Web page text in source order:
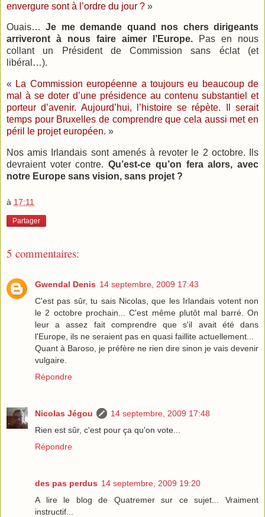
envergure sont à l’ordre du jour ? »
Ouais…Je me demande quand nos chers dirigeants
arriveront à nous faire aimer l’Europe. Pas en nous
collant un Président de Commission sans éclat (et
libéral…).
« La Commission européenne a toujours eu beaucoup de
mal à se doter d’une présidence au contenu substantiel et
porteur d’avenir. Aujourd’hui, l’histoire se répète. Il serait
temps pour Bruxelles de comprendre que cela aussi met en
péril le projet européen. »
Nos amis Irlandais sont amenés à revoter le 2 octobre. Ils
devraient voter contre.Qu’est-ce qu’on fera alors, avec
notre Europe sans vision, sans projet ?
à 17:11
Partager
5 commentaires:
Gwendal Denis 14 septembre, 2009 17:43
C'est pas sûr, tu sais Nicolas, que les Irlandais votent non
le 2 octobre prochain... C'est même plutôt mal barré. On
leur a assez fait comprendre que s'il avait été dans
l'Europe, ils ne seraient pas en quasi faillite actuellement...
Quant à Baroso, je préfère ne rien dire sinon je vais devenir
vulgaire.
Répondre
Nicolas Jégou
14 septembre, 2009 17:48
Rien est sûr, c'est pour ça qu'on vote...
Répondre
des pas perdus 14 septembre, 2009 19:20
A lire le blog de Quatremer sur ce sujet... Vraiment
instructif...